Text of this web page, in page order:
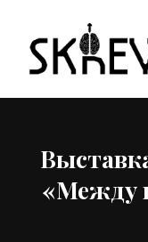
«Между